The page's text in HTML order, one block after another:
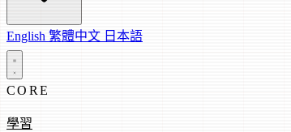
English 繁體中文 日本語
CORE
學習